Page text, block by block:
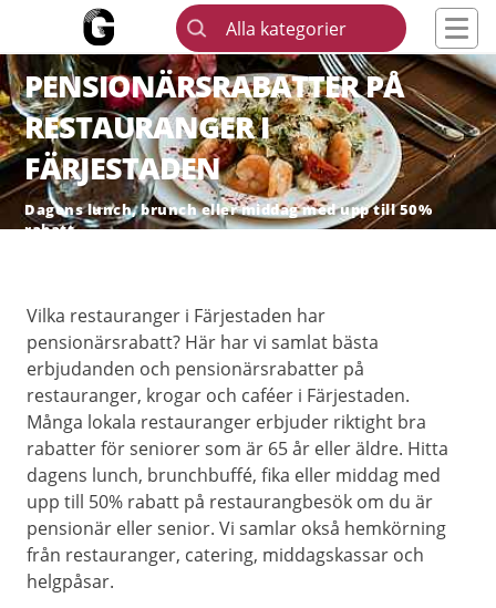
Alla kategorier
PENSIONÄRSRABATTER PÅ
RESTAURANGER I
FÄRJESTADEN
Dagens lunch, brunch eller middag med upp till 50%
rabatt
Vilka restauranger i Färjestaden har
pensionärsrabatt? Här har vi samlat bästa
erbjudanden och pensionärsrabatter på
restauranger, krogar och caféer i Färjestaden.
Många lokala restauranger erbjuder riktight bra
rabatter för seniorer som är 65 år eller äldre. Hitta
dagens lunch, brunchbuffé, fika eller middag med
upp till 50% rabatt på restaurangbesök om du är
pensionär eller senior. Vi samlar okså hemkörning
från restauranger, catering, middagskassar och
helgpåsar.